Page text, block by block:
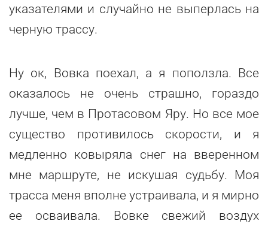
указателями и случайно не выперлась на
черную трассу.
Ну ок, Вовка поехал, а я поползла. Все
оказалось не очень страшно, гораздо
лучше, чем в Протасовом Яру. Но все мое
существо противилось скорости, и я
медленно ковыряла снег на вверенном
мне маршруте, не искушая судьбу. Моя
трасса меня вполне устраивала, и я мирно
ее осваивала. Вовке свежий воздух